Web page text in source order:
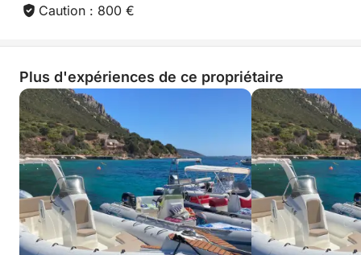
Caution : 800 €
Plus d'expériences de ce propriétaire